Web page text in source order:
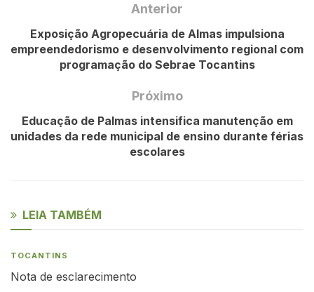
Anterior
Exposição Agropecuária de Almas impulsiona
empreendedorismo e desenvolvimento regional com
programação do Sebrae Tocantins
Próximo
Educação de Palmas intensifica manutenção em
unidades da rede municipal de ensino durante férias
escolares
LEIA TAMBÉM
TOCANTINS
Nota de esclarecimento